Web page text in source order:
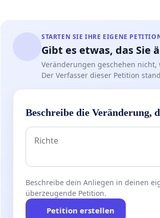
STARTEN SIE IHRE EIGENE
Gibt es etwas, das Sie
Veränderungen geschehen nicht,
Der Verfasser dieser Petition
Beschreibe die Veränderung,
Beschreibe dein Anliegen in deinen
überzeugende Petition.
Petition erstellen